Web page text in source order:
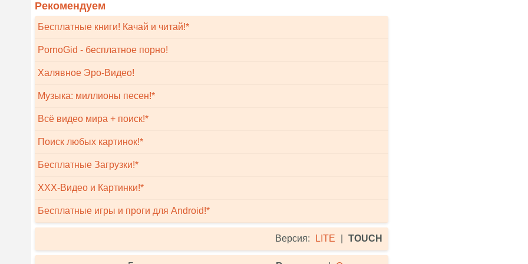
Рекомендуем
Бесплатные книги! Качай и читай!*
PornoGid - бесплатное порно!
Халявное Эро-Видео!
Музыка: миллионы песен!*
Всё видео мира + поиск!*
Поиск любых картинок!*
Бесплатные Загрузки!*
XXX-Видео и Картинки!*
Бесплатные игры и проги для Android!*
Версия: LITE TOUCH